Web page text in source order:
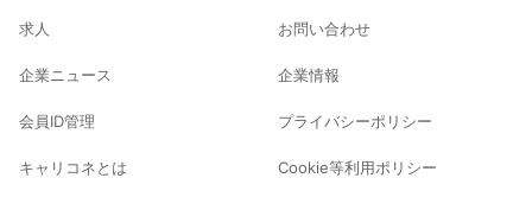
求人
企業ニュース
会員ID管理
キャリコネとは
お問い合わせ
企業情報
プライバシーポリシー
Cookie等利用ポリシー